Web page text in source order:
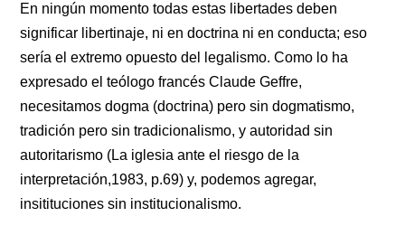
En ningún momento todas estas libertades deben
significar libertinaje, ni en doctrina ni en conducta; eso
sería el extremo opuesto del legalismo. Como lo ha
expresado el teólogo francés Claude Geffre,
necesitamos dogma (doctrina) pero sin dogmatismo,
tradición pero sin tradicionalismo, y autoridad sin
autoritarismo (La iglesia ante el riesgo de la
interpretación,1983, p.69) y, podemos agregar,
insitituciones sin institucionalismo.